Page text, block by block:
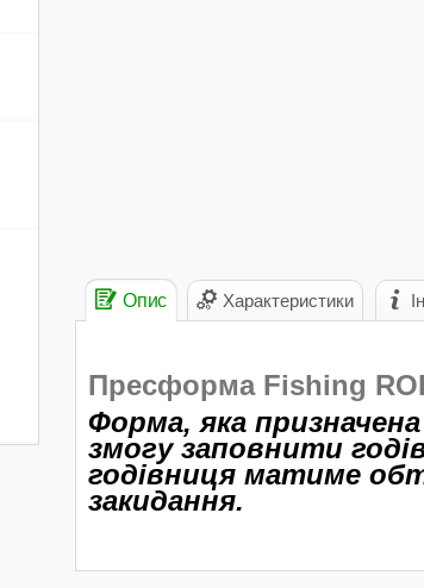
Опис Характеристики
Пресформа Fishing ROI
Форма, яка
змогу заповнити
годівниця матиме
закидання.